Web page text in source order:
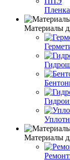
Материалы
Материалы